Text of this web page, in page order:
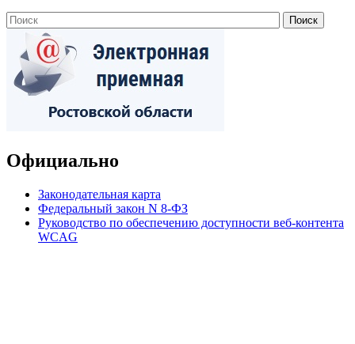
Официально
Законодательная карта
Федеральный закон N 8-ФЗ
Руководство по обеспечению доступности веб-контента
WCAG